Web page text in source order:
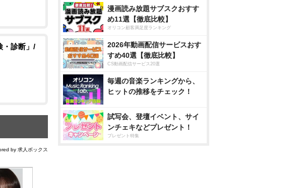
・診断」/
by 求人ボックス
漫画読み放題サブスクおすす
め11選【徹底比較】
オリコン顧客満足度ランキング
2026年動画配信サービスおす
すめ40選【徹底比較】
CS動画配信サービス20選
毎週の音楽ランキングから、
ヒットの推移をチェック！
試写会、登壇イベント、サイ
ンチェキなどプレゼント！
プレゼント特集